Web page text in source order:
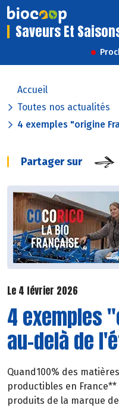
Saveurs Et
Accueil
Toutes nos actualités
4 exemples "origine
Partager sur
Le 4 février 2026
4 exemples
au-delà de
Quand100% des
productibles en
produits de la marque